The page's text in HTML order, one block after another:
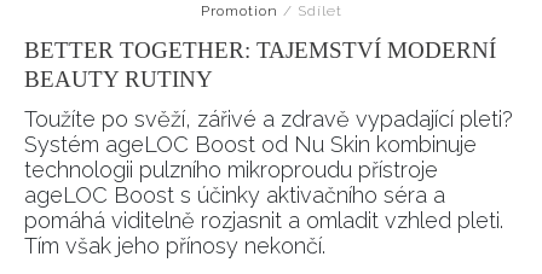
Promotion / Sdílet
BETTER TOGETHER: TAJEMSTVÍ MODERNÍ
BEAUTY RUTINY
Toužíte po svěží, zářivé a zdravě vypadající pleti?
Systém ageLOC Boost od Nu Skin kombinuje
technologii pulzního mikroproudu přístroje
ageLOC Boost s účinky aktivačního séra a
pomáhá viditelně rozjasnit a omladit vzhled pleti.
Tím však jeho přínosy nekončí.